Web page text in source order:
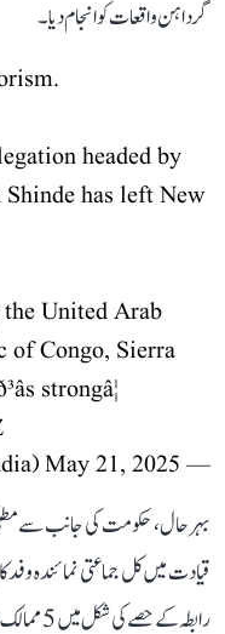
گرداہن واقعات کو انجام دیا۔
headed by
has left New
United Arab
of Congo, Sierra
strongâ¦
— Randhir Jaiswal (@MEAIndia)
May 21, 2025
بہرحال، حکومت کی جانب سے مطلع
قیادت میں کل جماعتی نمائندہ
رابطہ کے